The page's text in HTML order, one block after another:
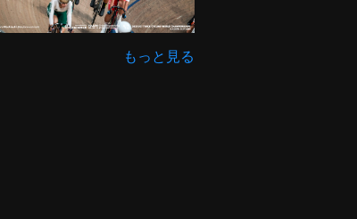
もっと見る